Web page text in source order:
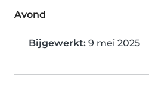
Avond
Bijgewerkt: 9 mei 2025